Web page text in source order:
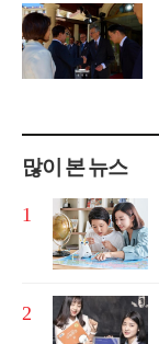
많이 본 뉴스